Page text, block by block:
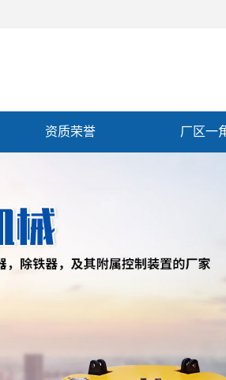
资质荣誉 厂区一